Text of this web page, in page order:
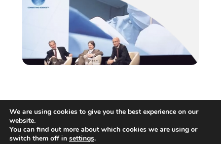
Thommen Medical | Driven by science, not trends.
We are using cookies to give you the best experience on our
website.
You can find out more about which cookies we are using or
switch them off in settings.